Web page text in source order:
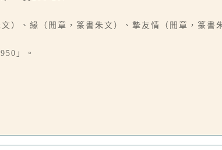
）、緣（閒章，篆書朱文）、摯友情（閒章，篆書
」。